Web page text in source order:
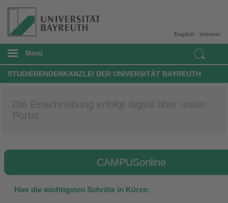
Intranet
English
Menü
STUDIERENDENKANZLEI DER UNIVERSITÄT BAYREUTH
Die Einschreibung erfolgt digital über unser
Portal
CAMPUSonline
Hier die wichtigsten Schritte in Kürze: